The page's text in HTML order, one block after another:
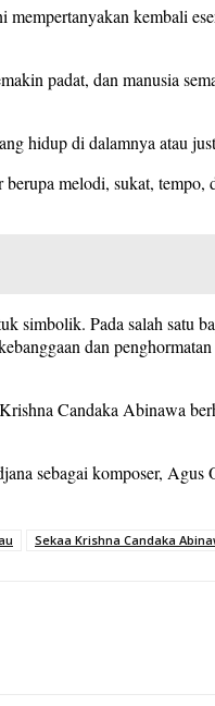
kembali
padat, dan manusia
hidup di dalamnya atau
melodi, sukat,
simbolik. Pada salah satu
dan
Candaka Abinawa
sebagai komposer, Agus
Sekaa Krishna Candaka